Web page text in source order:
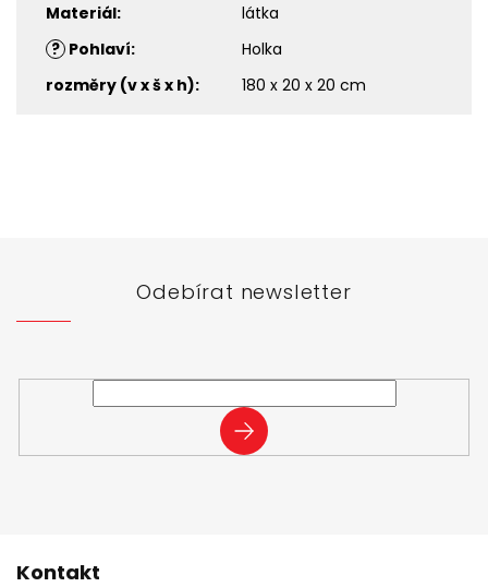
Materiál:
látka
? Pohlaví:
Holka
rozměry (v x š x h): 180 x 20 x 20 cm
Odebírat newsletter
PŘIHLÁSIT
SE
Kontakt